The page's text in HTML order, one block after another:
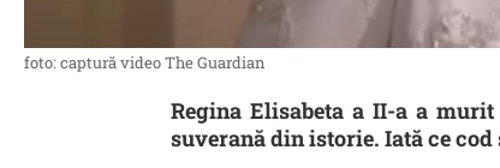
foto: captură video The Guardian
Regina Elisabeta a II-a a
suverană din istorie. Iată ce